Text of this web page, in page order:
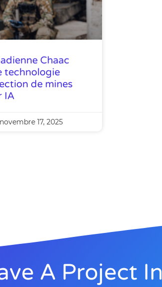
Chaac
technologie
de mines
IA
novembre 17, 2025
A Project In